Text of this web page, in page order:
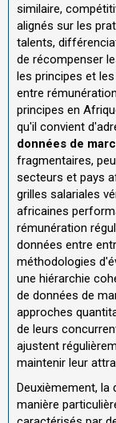
similaire,
alignés sur les
talents,
de récompenser
les principes et
entre
principes en
qu'il convient
données de
fragmentaires,
secteurs et pays
grilles salariales
africaines
rémunération
données entre
méthodologies
une hiérarchie
de données de
approches
de leurs
ajustent
maintenir leur
Deuxièmement, la
manière